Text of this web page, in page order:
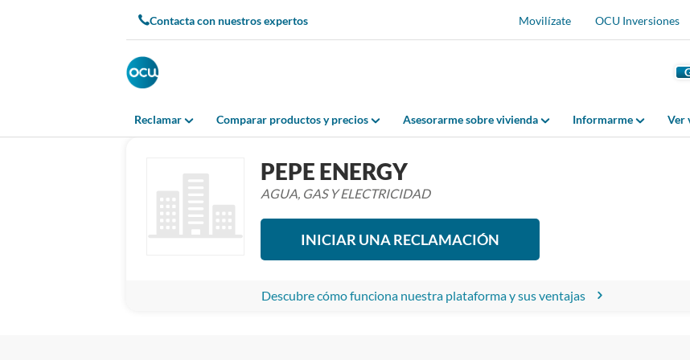
Contacta con nuestros expertos Movilízate OCU Inversiones
Reclamar Comparar productos y precios Asesorarme sobre vivienda Informarme Ver
PEPE ENERGY
AGUA, GAS Y ELECTRICIDAD
INICIAR UNA RECLAMACIÓN
Descubre cómo funciona nuestra plataforma y sus ventajas